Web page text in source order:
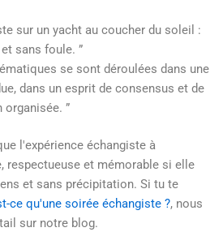
sur un yacht au coucher du soleil :
sans foule. ”
se sont déroulées dans une
dans un esprit de consensus et de
organisée. ”
l'expérience échangiste à
respectueuse et mémorable si elle
et sans précipitation. Si tu te
ce qu'une soirée échangiste ?, nous
sur notre blog.